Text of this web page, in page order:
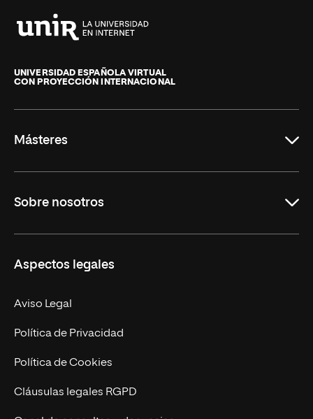
de
La
UNIVERSIDAD ESPAÑOLA VIRTUAL
CON PROYECCIÓN INTERNACIONAL
Másteres
Derecho
Empresa
MBA
Marketing y Comunicación
Ingeniería
Diseño
Ciencias de la Salud
Sobre nosotros
Nuestro Equipo
Contacto
Aspectos legales
Aviso Legal
Política de Privacidad
Política de Cookies
Cláusulas legales RGPD